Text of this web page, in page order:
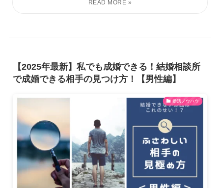
【2025年最新】私でも成婚できる！結婚相談所
で成婚できる相手の見つけ方！【男性編】
婚活ノウハウ